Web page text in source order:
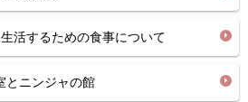
活するための食事について
ニンジャの館